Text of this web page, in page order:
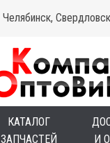
Челябинск,
КАТАЛОГ
ЗАПЧАСТЕЙ
И